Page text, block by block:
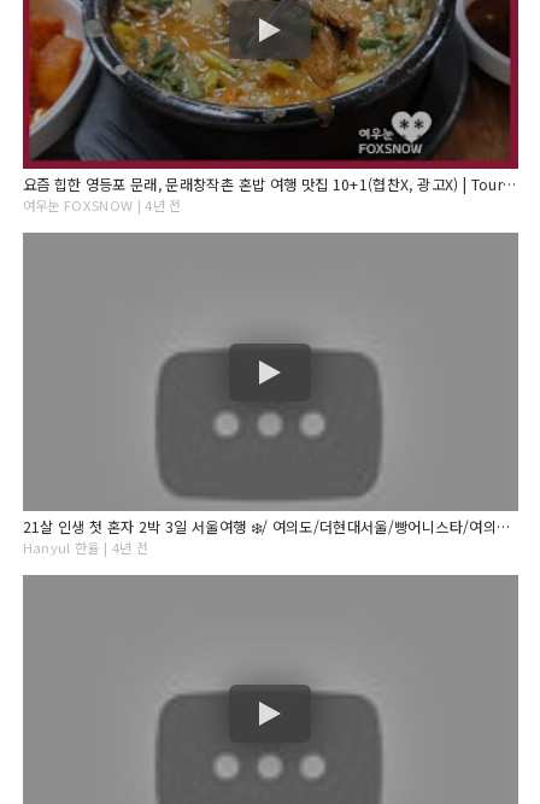
요즘 힙한 영등포 문래, 문래창작촌 혼밥 여행 맛집 10+1(협찬X, 광고X) | Tour Yummy Spots 10+1 in Yeongdeungpo Mullae, Seoul
여우눈 FOXSNOW | 4년 전
21살 인생 첫 혼자 2박 3일 서울여행 ❄️/ 여의도/더현대서울/빵어니스타/여의도한강공원/종로/월하여관/이태원/플랜트/키에리/하루필름
Hanyul 한율 | 4년 전